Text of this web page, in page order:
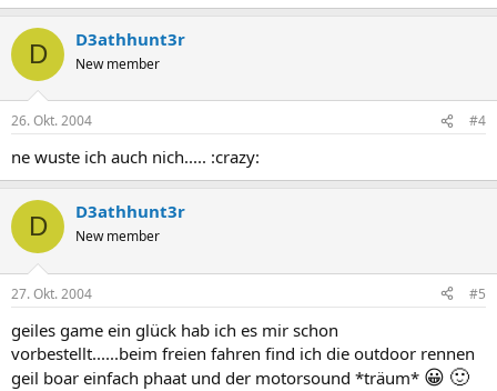
D D3athhunt3r
New member
26. Okt. 2004 #4
ne wuste ich auch nich..... :crazy:
D D3athhunt3r
New member
27. Okt. 2004 #5
geiles game ein glück hab ich es mir schon
vorbestellt......beim freien fahren find ich die outdoor rennen
geil boar einfach phaat und der motorsound *träum* 😀 🙂